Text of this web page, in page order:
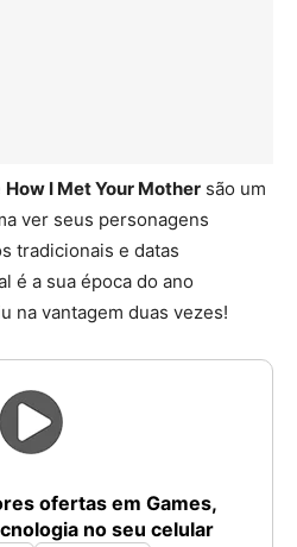
How I Met Your Mother são um
ver seus personagens
tradicionais e datas
é a sua época do ano
na vantagem duas vezes!
ofertas em Games,
no seu celular